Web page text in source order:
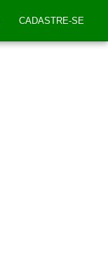
CADASTRE-SE